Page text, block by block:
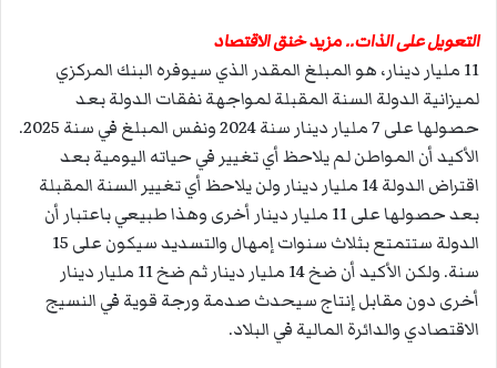
التعويل على الذات.. مزيد خنق الاقتصاد
11 مليار دينار، هو المبلغ المقدر الذي سيوفره البنك المركزي
لميزانية الدولة السنة المقبلة لمواجهة نفقات الدولة بعد
حصولها على 7 مليار دينار سنة 2024 ونفس المبلغ في سنة 2025.
الأكيد أن المواطن لم يلاحظ أي تغيير في حياته اليومية بعد
اقتراض الدولة 14 مليار دينار ولن يلاحظ أي تغيير السنة المقبلة
بعد حصولها على 11 مليار دينار أخرى وهذا طبيعي باعتبار أن
الدولة ستتمتع بثلاث سنوات إمهال والتسديد سيكون على 15
سنة. ولكن الأكيد أن ضخ 14 مليار دينار ثم ضخ 11 مليار دينار
أخرى دون مقابل إنتاج سيحدث صدمة ورجة قوية في النسيج
الاقتصادي والدائرة المالية في البلاد.